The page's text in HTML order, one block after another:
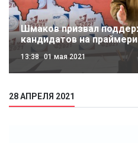
Шмаков призвал
кандидатов на
13:38 01 мая 2021
28 АПРЕЛЯ 2021